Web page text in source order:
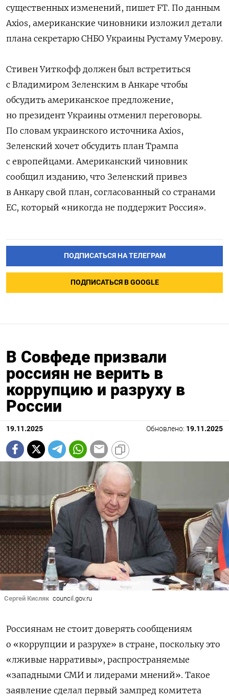
существенных изменений, пишет FT. По данным
Axios, американские чиновники изложил детали
плана секретарю СНБО Украины Рустаму Умерову.
Стивен Уиткофф должен был встретиться
с Владимиром Зеленским в Анкаре чтобы
обсудить американское предложение,
но президент Украины отменил переговоры.
По словам украинского источника Axios,
Зеленский хочет обсудить план Трампа
с европейцами. Американский чиновник
сообщил изданию, что Зеленский привез
в Анкару свой план, согласованный со странами
ЕС, который «никогда не поддержит Россия».
ПОДПИСАТЬСЯ НА ТЕЛЕГРАМ
ПОДПИСАТЬСЯ В GOOGLE
В Совфеде призвали
россиян не верить в
коррупцию и разруху в
России
19.11.2025 Обновлено: 19.11.2025
Сергей Кисляк council.gov.ru
Россиянам не стоит доверять сообщениям
о «коррупции и разрухе» в стране, поскольку это
«лживые нарративы», распространяемые
«западными СМИ и лидерами мнений». Такое
заявление сделал первый зампред комитета